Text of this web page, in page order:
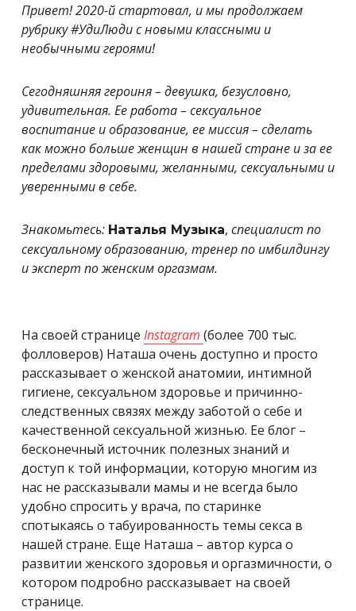
Привет! 2020-й стартовал, и мы продолжаем
рубрику #УдиЛюди с новыми классными и
необычными героями!
Сегодняшняя героиня – девушка, безусловно,
удивительная. Ее работа – сексуальное
воспитание и образование, ее миссия – сделать
как можно больше женщин в нашей стране и за ее
пределами здоровыми, желанными, сексуальными и
уверенными в себе.
Знакомьтесь: Наталья Музыка, специалист по
сексуальному образованию, тренер по имбилдингу
и эксперт по женским оргазмам.
На своей странице Instagram (более 700 тыс.
фолловеров) Наташа очень доступно и просто
рассказывает о женской анатомии, интимной
гигиене, сексуальном здоровье и причинно-
следственных связях между заботой о себе и
качественной сексуальной жизнью. Ее блог –
бесконечный источник полезных знаний и
доступ к той информации, которую многим из
нас не рассказывали мамы и не всегда было
удобно спросить у врача, по старинке
спотыкаясь о табуированность темы секса в
нашей стране. Еще Наташа – автор курса о
развитии женского здоровья и оргазмичности, о
котором подробно рассказывает на своей
странице.